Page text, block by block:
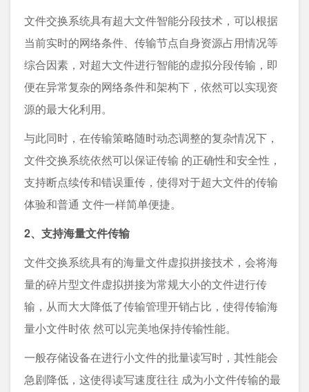
文件交换系统具有超大文件智能分段技术，可以根据
当前实时的网络条件、传输节点自身资源占用情况等
综合因素，对超大文件进行智能的虚拟分段传输，即
便在异常复杂的网络条件和架构下，依然可以实现资
源的最大化利用。
与此同时，在传输策略随时动态调整的复杂情况下，
文件交换系统依然可以保证传输 的正确性和安全性，
支持断点续传和错误重传，使得对于超大文件的传输
体验和普通 文件一样简单便捷。
2、支持海量文件传输
文件交换系统具有的海量文件虚拟拼接技术，会将海
量的碎片型文件虚拟拼接为常规大小的文件进行传
输，从而大大降低了传输管理开销占比，使得传输海
量小文件时依 然可以完美地保持传输性能。
一般存储设备在进行小文件的批量读写时，其性能会
急剧降低，这使得读写速度往往 成为小文件传输的最